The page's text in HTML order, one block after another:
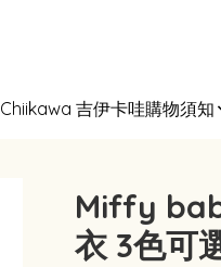
Chiikawa 吉伊卡哇購物須知
Miffy
衣 3色可